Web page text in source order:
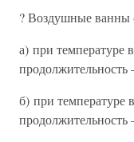
? Воздушные ванны
а) при температуре
продолжительность
б) при температуре
продолжительность